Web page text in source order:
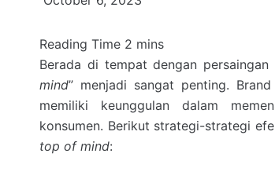
Berada di tempat dengan
mind” menjadi sangat penting.
memiliki keunggulan dalam
konsumen. Berikut strategi-strategi
top of mind: